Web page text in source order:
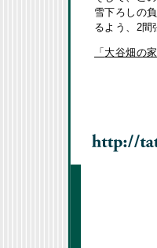
雪下ろしの
るよう、2間
「 大谷畑の